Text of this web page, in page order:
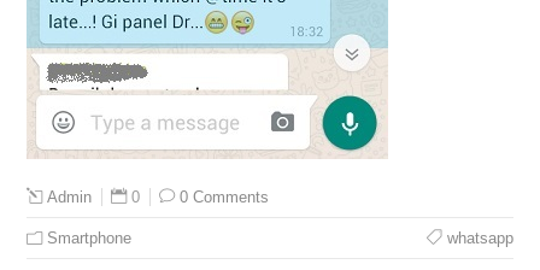
Admin 0 0 Comments
Smartphone whatsapp